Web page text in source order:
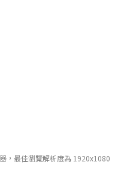
，最佳瀏覽解析度為 1920x1080